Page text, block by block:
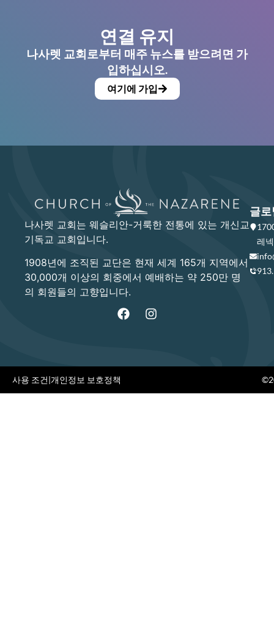
연결 유지
나사렛 교회로부터 매주 뉴스를 받으려면 가
입하십시오.
여기에 가입
나사렛 교회는 웨슬리안-거룩한 전통에 있는 개신교
기독교 교회입니다.
1908년에 조직된 교단은 현재 세계 165개 지역에서
30,000개 이상의 회중에서 예배하는 약 250만 명
의 회원들의 고향입니다.
글로
레
사용 조건 개인정보 보호정책